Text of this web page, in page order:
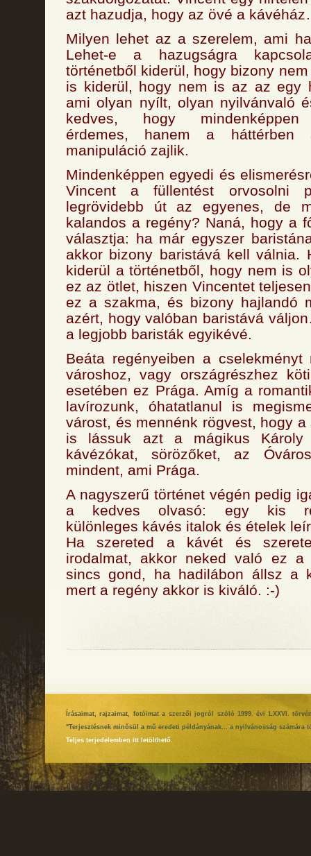
azt hazudja, hogy az övé a
Milyen lehet az a szerelem, ami
Lehet-e a hazugságra
történetből kiderül, hogy bizony
is kiderül, hogy nem is az az egy
ami olyan nyílt, olyan nyilvánvaló
kedves, hogy mindenképpen
érdemes, hanem a háttérben
manipuláció zajlik.
Mindenképpen egyedi és
Vincent a füllentést orvosolni
legrövidebb út az egyenes, de
kalandos a regény? Naná, hogy a
választja: ha már egyszer
akkor bizony baristává kell válnia.
kiderül a történetből, hogy nem is
ez az ötlet, hiszen Vincentet
ez a szakma, és bizony hajlandó
azért, hogy valóban baristává
a legjobb baristák egyikévé.
Beáta regényeiben a
városhoz, vagy országrészhez
esetében ez Prága. Amíg a
lavírozunk, óhatatlanul is
várost, és mennénk rögvest, hogy
is lássuk azt a mágikus
kávézókat, sörözőket, az
mindent, ami Prága.
A nagyszerű történet végén pedig
a kedves olvasó: egy kis
különleges kávés italok és ételek
Ha szereted a kávét és
irodalmat, akkor neked való ez a
sincs gond, ha hadilábon állsz a
mert a regény akkor is kiváló. :-)
Írásaimat, rajzaimat, fotóimat a szerzői jogról szóló 1999. évi LXXVI.
"Terjesztésnek minősül a mű eredeti példányának... a nyilvánosság
Teljes terjedelemben itt letölthető.